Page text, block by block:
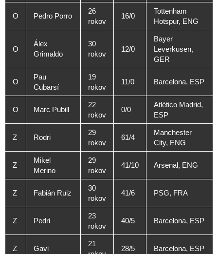
O Pedro Porro
26
rokov
16/0
Tottenham
Hotspur, ENG
O
Álex
Grimaldo
30
rokov
12/0
Bayer
Leverkusen,
GER
O
Pau
Cubarsí
19
rokov
11/0 Barcelona, ESP
O Marc Pubill
22
rokov
0/0
Atlético Madrid,
ESP
Z Rodri
29
rokov
61/4
Manchester
City, ENG
Z
Mikel
Merino
29
rokov
41/10 Arsenal, ENG
Z Fabián Ruiz
30
rokov
41/6 PSG, FRA
Z Pedri
23
rokov
40/5 Barcelona, ESP
Z Gavi
21
28/5 Barcelona, ESP